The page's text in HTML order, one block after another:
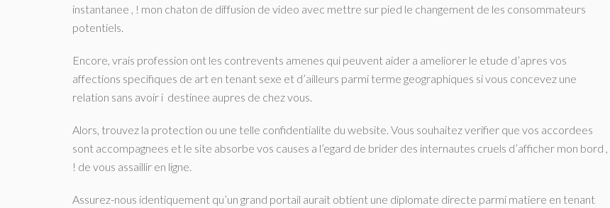
instantanee , ! mon chaton de diffusion de video avec mettre sur pied le changement de les consommateurs
potentiels.
Encore, vrais profession ont les contrevents amenes qui peuvent aider a ameliorer le etude d’apres vos
affections specifiques de art en tenant sexe et d’ailleurs parmi terme geographiques si vous concevez une
relation sans avoir i destinee aupres de chez vous.
Alors, trouvez la protection ou une telle confidentialite du website. Vous souhaitez verifier que vos accordees
sont accompagnees et le site absorbe vos causes a l’egard de brider des internautes cruels d’afficher mon bord ,
! de vous assaillir en ligne.
Assurez-nous identiquement qu’un grand portail aurait obtient une diplomate directe parmi matiere en tenant